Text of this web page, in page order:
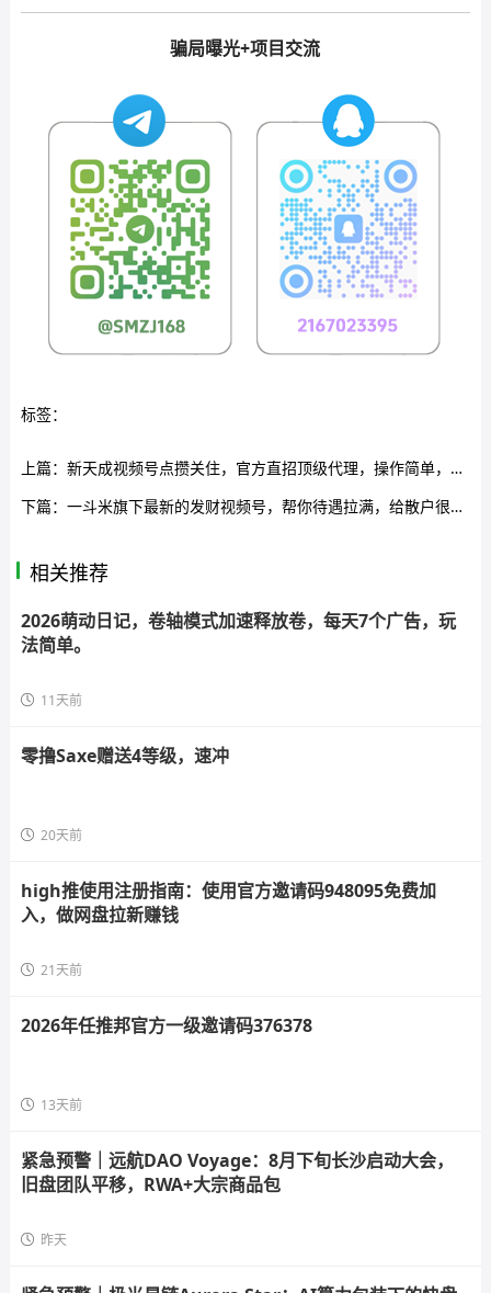
骗局曝光+项目交流
标签：
上篇： 新天成视频号点攒关住，官方直招顶级代理，操作简单，一秒一个，诚邀各大团队合作
下篇： 一斗米旗下最新的发财视频号，帮你待遇拉满，给散户很多福利
相关推荐
2026萌动日记，卷轴模式加速释放卷，每天7个广告，玩
法简单。
11天前
零撸Saxe赠送4等级，速冲
20天前
high推使用注册指南：使用官方邀请码948095免费加
入，做网盘拉新赚钱
21天前
2026年任推邦官方一级邀请码376378
13天前
紧急预警｜远航DAO Voyage：8月下旬长沙启动大会，
旧盘团队平移，RWA+大宗商品包
昨天